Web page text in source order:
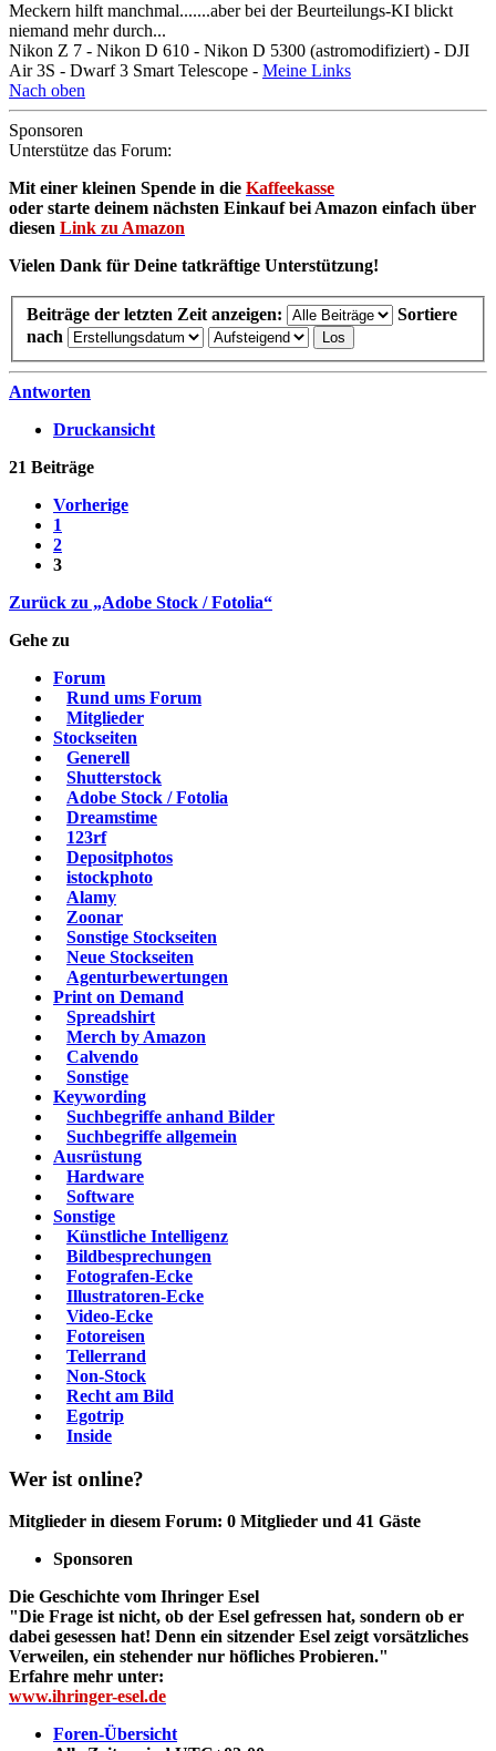
Meckern hilft manchmal.......aber bei der Beurteilungs-KI blickt
niemand mehr durch...
Nikon Z 7 - Nikon D 610 - Nikon D 5300 (astromodifiziert) - DJI
Air 3S - Dwarf 3 Smart Telescope - Meine Links
Nach oben
Sponsoren
Unterstütze das Forum:
Mit einer kleinen Spende in die Kaffeekasse
oder starte deinem nächsten Einkauf bei Amazon einfach über
diesen Link zu Amazon
Vielen Dank für Deine tatkräftige Unterstützung!
Beiträge der letzten Zeit anzeigen:
Sortiere
nach
Antworten
Druckansicht
21 Beiträge
Vorherige
1
2
3
Zurück zu „Adobe Stock / Fotolia“
Gehe zu
Forum
Rund ums Forum
Mitglieder
Stockseiten
Generell
Shutterstock
Adobe Stock / Fotolia
Dreamstime
123rf
Depositphotos
istockphoto
Alamy
Zoonar
Sonstige Stockseiten
Neue Stockseiten
Agenturbewertungen
Print on Demand
Spreadshirt
Merch by Amazon
Calvendo
Sonstige
Keywording
Suchbegriffe anhand Bilder
Suchbegriffe allgemein
Ausrüstung
Hardware
Software
Sonstige
Künstliche Intelligenz
Bildbesprechungen
Fotografen-Ecke
Illustratoren-Ecke
Video-Ecke
Fotoreisen
Tellerrand
Non-Stock
Recht am Bild
Egotrip
Inside
Wer ist online?
Mitglieder in diesem Forum: 0 Mitglieder und 41 Gäste
Sponsoren
Die Geschichte vom Ihringer Esel
"Die Frage ist nicht, ob der Esel gefressen hat, sondern ob er
dabei gesessen hat! Denn ein sitzender Esel zeigt vorsätzliches
Verweilen, ein stehender nur höfliches Probieren."
Erfahre mehr unter:
www.ihringer-esel.de
Foren-Übersicht